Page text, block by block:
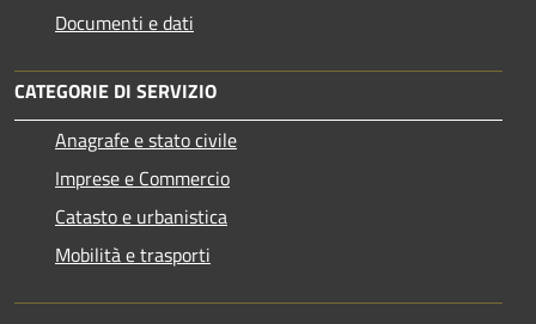
Documenti e dati
CATEGORIE DI SERVIZIO
Anagrafe e stato civile
Imprese e Commercio
Catasto e urbanistica
Mobilità e trasporti